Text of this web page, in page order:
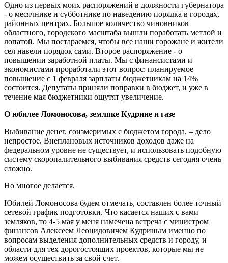
Одно из первых моих распоряжений в должности губернатора
- о месячнике и субботнике по наведению порядка в городах,
районных центрах. Большое количество чиновников
областного, городского масштаба вышли поработать метлой и
лопатой. Мы постараемся, чтобы все наши горожане и жители
сел навели порядок сами. Второе распоряжение - о
повышении заработной платы. Мы с финансистами и
экономистами проработали этот вопрос: планируемое
повышение с 1 февраля зарплаты бюджетникам на 14%
состоится. Депутаты приняли поправки в бюджет, и уже в
течение мая бюджетники ощутят увеличение.
О юбилее Ломоносова, земляке Кудрине и газе
Выбивание денег, соизмеримых с бюджетом города, – дело
непростое. Внеплановых источников доходов даже на
федеральном уровне не существует, и использовать подобную
систему скоропалительного выбивания средств сегодня очень
сложно.
Но многое делается.
Юбилей Ломоносова будем отмечать, составлен более точный
сетевой график подготовки. Что касается наших с вами
земляков, то 4-5 мая у меня намечена встреча с министром
финансов Алексеем Леонидовичем Кудриным именно по
вопросам выделения дополнительных средств и городу, и
области для тех дорогостоящих проектов, которые мы не
можем осуществить за свой счет.